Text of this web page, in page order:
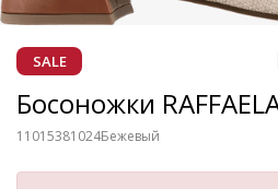
SALE
Босоножки
11015381024Бежевый